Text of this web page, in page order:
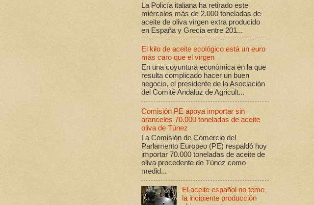
La Policía italiana ha retirado este
miércoles más de 2.000 toneladas de
aceite de oliva virgen extra producido
en España y Grecia entre 201...
El kilo de aceite ecológico está un euro
más caro que el virgen
En una coyuntura económica en la que
resulta complicado hacer un buen
negocio, el presidente de la Asociación
del Comité Andaluz de Agricult...
Comisión PE apoya importar sin
aranceles 70.000 toneladas de aceite
oliva de Túnez
La Comisión de Comercio del
Parlamento Europeo (PE) respaldó hoy
importar 70.000 toneladas de aceite de
oliva procedente de Túnez como
medid...
El aceite español no teme
la incipiente producción